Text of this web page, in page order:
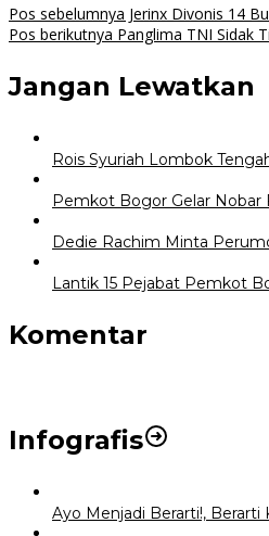
Navigasi
pos
Pos sebelumnya Jerinx Divonis 14
Pos berikutnya Panglima TNI Sidak
Jangan Lewatkan
Rois Syuriah Lombok
Pemkot Bogor Gelar Nobar
Dedie Rachim Minta
Lantik 15 Pejabat Pemkot
Komentar
Infografis
Ayo Menjadi Berarti!,